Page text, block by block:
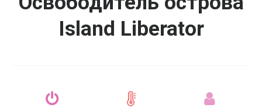
Island Liberator